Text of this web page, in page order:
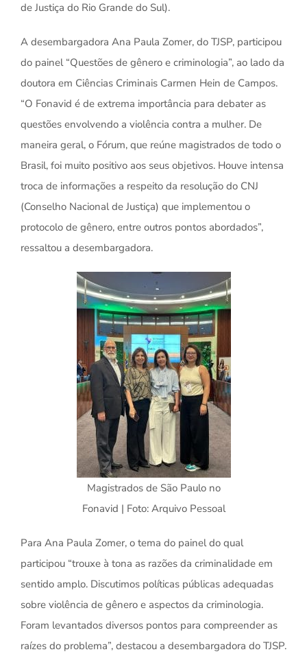
de Justiça do Rio Grande do Sul).
A desembargadora Ana Paula Zomer, do TJSP, participou
do painel “Questões de gênero e criminologia”, ao lado da
doutora em Ciências Criminais Carmen Hein de Campos.
“O Fonavid é de extrema importância para debater as
questões envolvendo a violência contra a mulher. De
maneira geral, o Fórum, que reúne magistrados de todo o
Brasil, foi muito positivo aos seus objetivos. Houve intensa
troca de informações a respeito da resolução do CNJ
(Conselho Nacional de Justiça) que implementou o
protocolo de gênero, entre outros pontos abordados”,
ressaltou a desembargadora.
Magistrados de São Paulo no
Fonavid | Foto: Arquivo Pessoal
Para Ana Paula Zomer, o tema do painel do qual
participou “trouxe à tona as razões da criminalidade em
sentido amplo. Discutimos políticas públicas adequadas
sobre violência de gênero e aspectos da criminologia.
Foram levantados diversos pontos para compreender as
raízes do problema”, destacou a desembargadora do TJSP.